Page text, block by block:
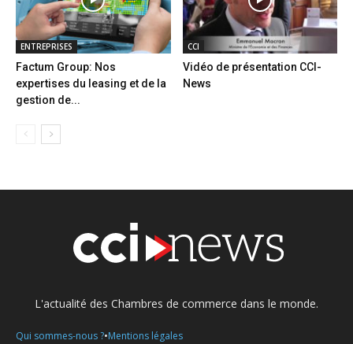
ENTREPRISES
Factum Group: Nos
expertises du leasing et de la
gestion de...
CCI
Vidéo de présentation CCI-
News
L'actualité des Chambres de commerce dans le monde.
Qui sommes-nous ?•Mentions légales